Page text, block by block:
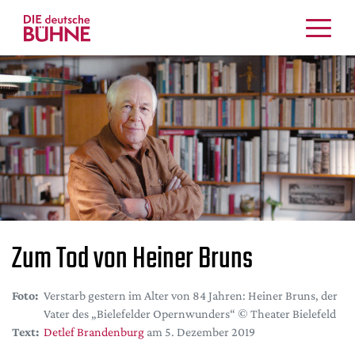
Kritiken
Schauspiel
Musiktheater
Tanz
Crossover
Bühnenwelt
Festivals & Veranstaltungen
Menschen & Theater
Themen
Internationales
Nachrufe
Medientipps
Zum Tod von Heiner Bruns
Foto: Verstarb gestern im Alter von 84 Jahren: Heiner Bruns, der
Vater des „Bielefelder Opernwunders“ © Theater Bielefeld
Text: Detlef Brandenburg am 5. Dezember 2019